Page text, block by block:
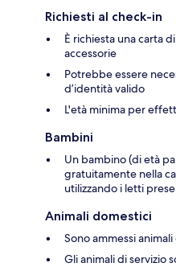
Richiesti al check-in
È richiesta una carta
accessorie
Potrebbe essere
d’identità valido
L'età minima per
Bambini
Un bambino (di età
gratuitamente nella
utilizzando i letti
Animali domestici
Sono ammessi
Gli animali di servizio